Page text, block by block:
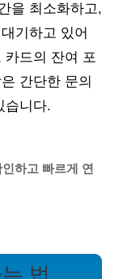
을 최소화하고,
기하고 있어
카드의 잔여 포
간단한 문의
습니다.
하고 빠르게 연
법